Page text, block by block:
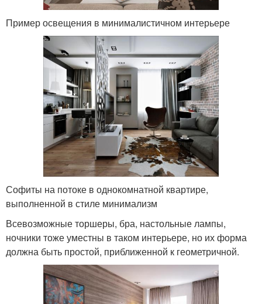
Пример освещения в минималистичном интерьере
Софиты на потоке в однокомнатной квартире,
выполненной в стиле минимализм
Всевозможные торшеры, бра, настольные лампы,
ночники тоже уместны в таком интерьере, но их форма
должна быть простой, приближенной к геометричной.